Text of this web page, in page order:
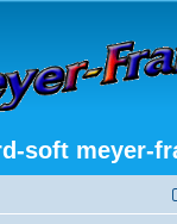
soft meyer-